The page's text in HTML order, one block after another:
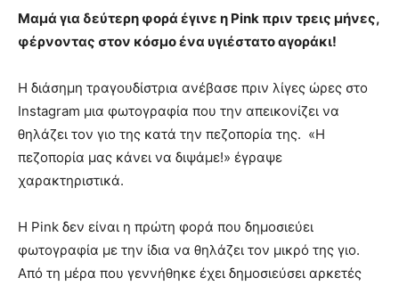
Μαμά για δεύτερη φορά έγινε η Pink πριν τρεις μήνες,
φέρνοντας στον κόσμο ένα υγιέστατο αγοράκι!
Η διάσημη τραγουδίστρια ανέβασε πριν λίγες ώρες στο
Instagram μια φωτογραφία που την απεικονίζει να
θηλάζει τον γιο της κατά την πεζοπορία της. «Η
πεζοπορία μας κάνει να διψάμε!» έγραψε
χαρακτηριστικά.
Η Pink δεν είναι η πρώτη φορά που δημοσιεύει
φωτογραφία με την ίδια να θηλάζει τον μικρό της γιο.
Από τη μέρα που γεννήθηκε έχει δημοσιεύσει αρκετές